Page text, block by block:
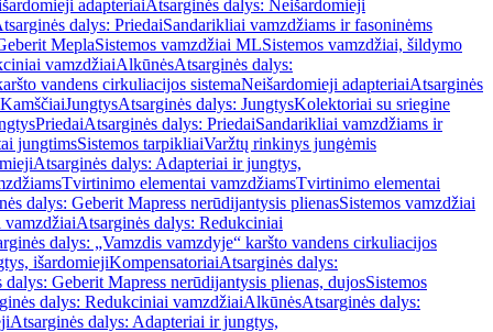
adapteriaiAtsarginės dalys: Neišardomieji
dalys: PriedaiSandarikliai vamzdžiams ir fasoninėms
MeplaSistemos vamzdžiai MLSistemos vamzdžiai, šildymo
vamzdžiaiAlkūnėsAtsarginės dalys:
vandens cirkuliacijos sistemaNeišardomieji adapteriaiAtsarginės
JungtysAtsarginės dalys: JungtysKolektoriai su sriegine
PriedaiAtsarginės dalys: PriedaiSandarikliai vamzdžiams ir
jungtimsSistemos tarpikliaiVaržtų rinkinys jungėmis
Atsarginės dalys: Adapteriai ir jungtys,
Tvirtinimo elementai vamzdžiamsTvirtinimo elementai
dalys: Geberit Mapress nerūdijantysis plienasSistemos vamzdžiai
Atsarginės dalys: Redukciniai
dalys: „Vamzdis vamzdyje“ karšto vandens cirkuliacijos
išardomiejiKompensatoriaiAtsarginės dalys:
dalys: Geberit Mapress nerūdijantysis plienas, dujosSistemos
dalys: Redukciniai vamzdžiaiAlkūnėsAtsarginės dalys:
Atsarginės dalys: Adapteriai ir jungtys,